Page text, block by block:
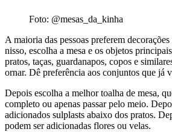
Foto: @mesas_da_kinha
A maioria das pessoas preferem
nisso, escolha a mesa e os objetos
pratos, taças, guardanapos, copos e
ornar. Dê preferência aos conjuntos que já
Depois escolha a melhor toalha de mesa,
completo ou apenas passar pelo meio.
adicionados sulplasts abaixo dos pratos.
podem ser adicionadas flores ou velas.